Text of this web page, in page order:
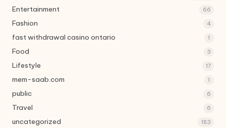
Entertainment 66
Fashion 4
fast withdrawal casino ontario 1
Food 3
Lifestyle 17
mem-saab.com 1
public 6
Travel 6
uncategorized 183